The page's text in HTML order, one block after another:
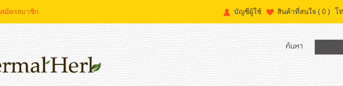
สมัครสมาชิก โ
สินค้าที่สนใจ ( 0 )
บัญชีผู้ใช้
ค้นหา